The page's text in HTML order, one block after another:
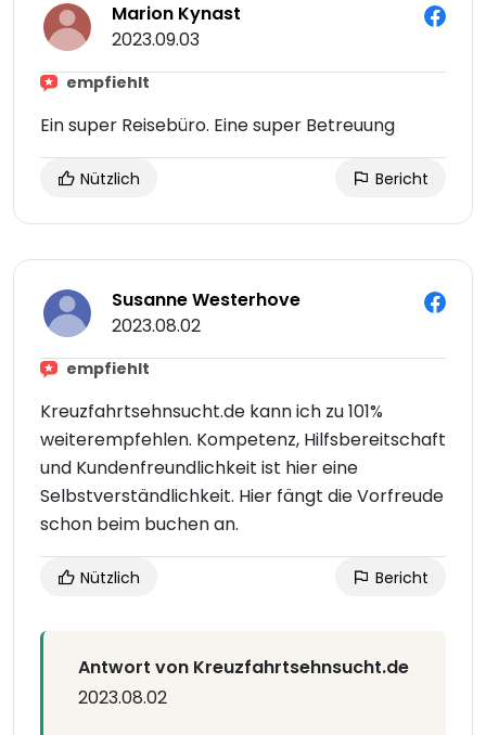
Marion Kynast
2023.09.03
empfiehlt
Ein super Reisebüro. Eine super Betreuung
Nützlich Bericht
Susanne Westerhove
2023.08.02
empfiehlt
Kreuzfahrtsehnsucht.de kann ich zu 101%
weiterempfehlen. Kompetenz, Hilfsbereitschaft
und Kundenfreundlichkeit ist hier eine
Selbstverständlichkeit. Hier fängt die Vorfreude
schon beim buchen an.
Nützlich Bericht
Antwort von Kreuzfahrtsehnsucht.de
2023.08.02